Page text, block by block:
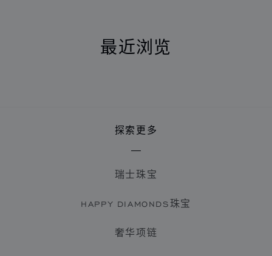
最近浏览
探索更多
瑞士珠宝
HAPPY DIAMONDS珠宝
奢华项链